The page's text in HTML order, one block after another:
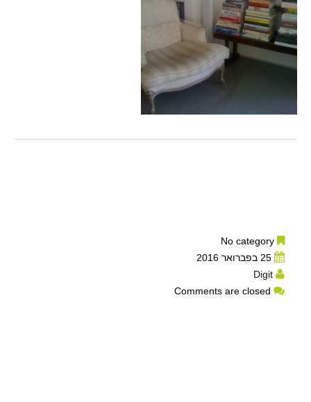
25 בפברואר 2016
Digit
Comments are closed